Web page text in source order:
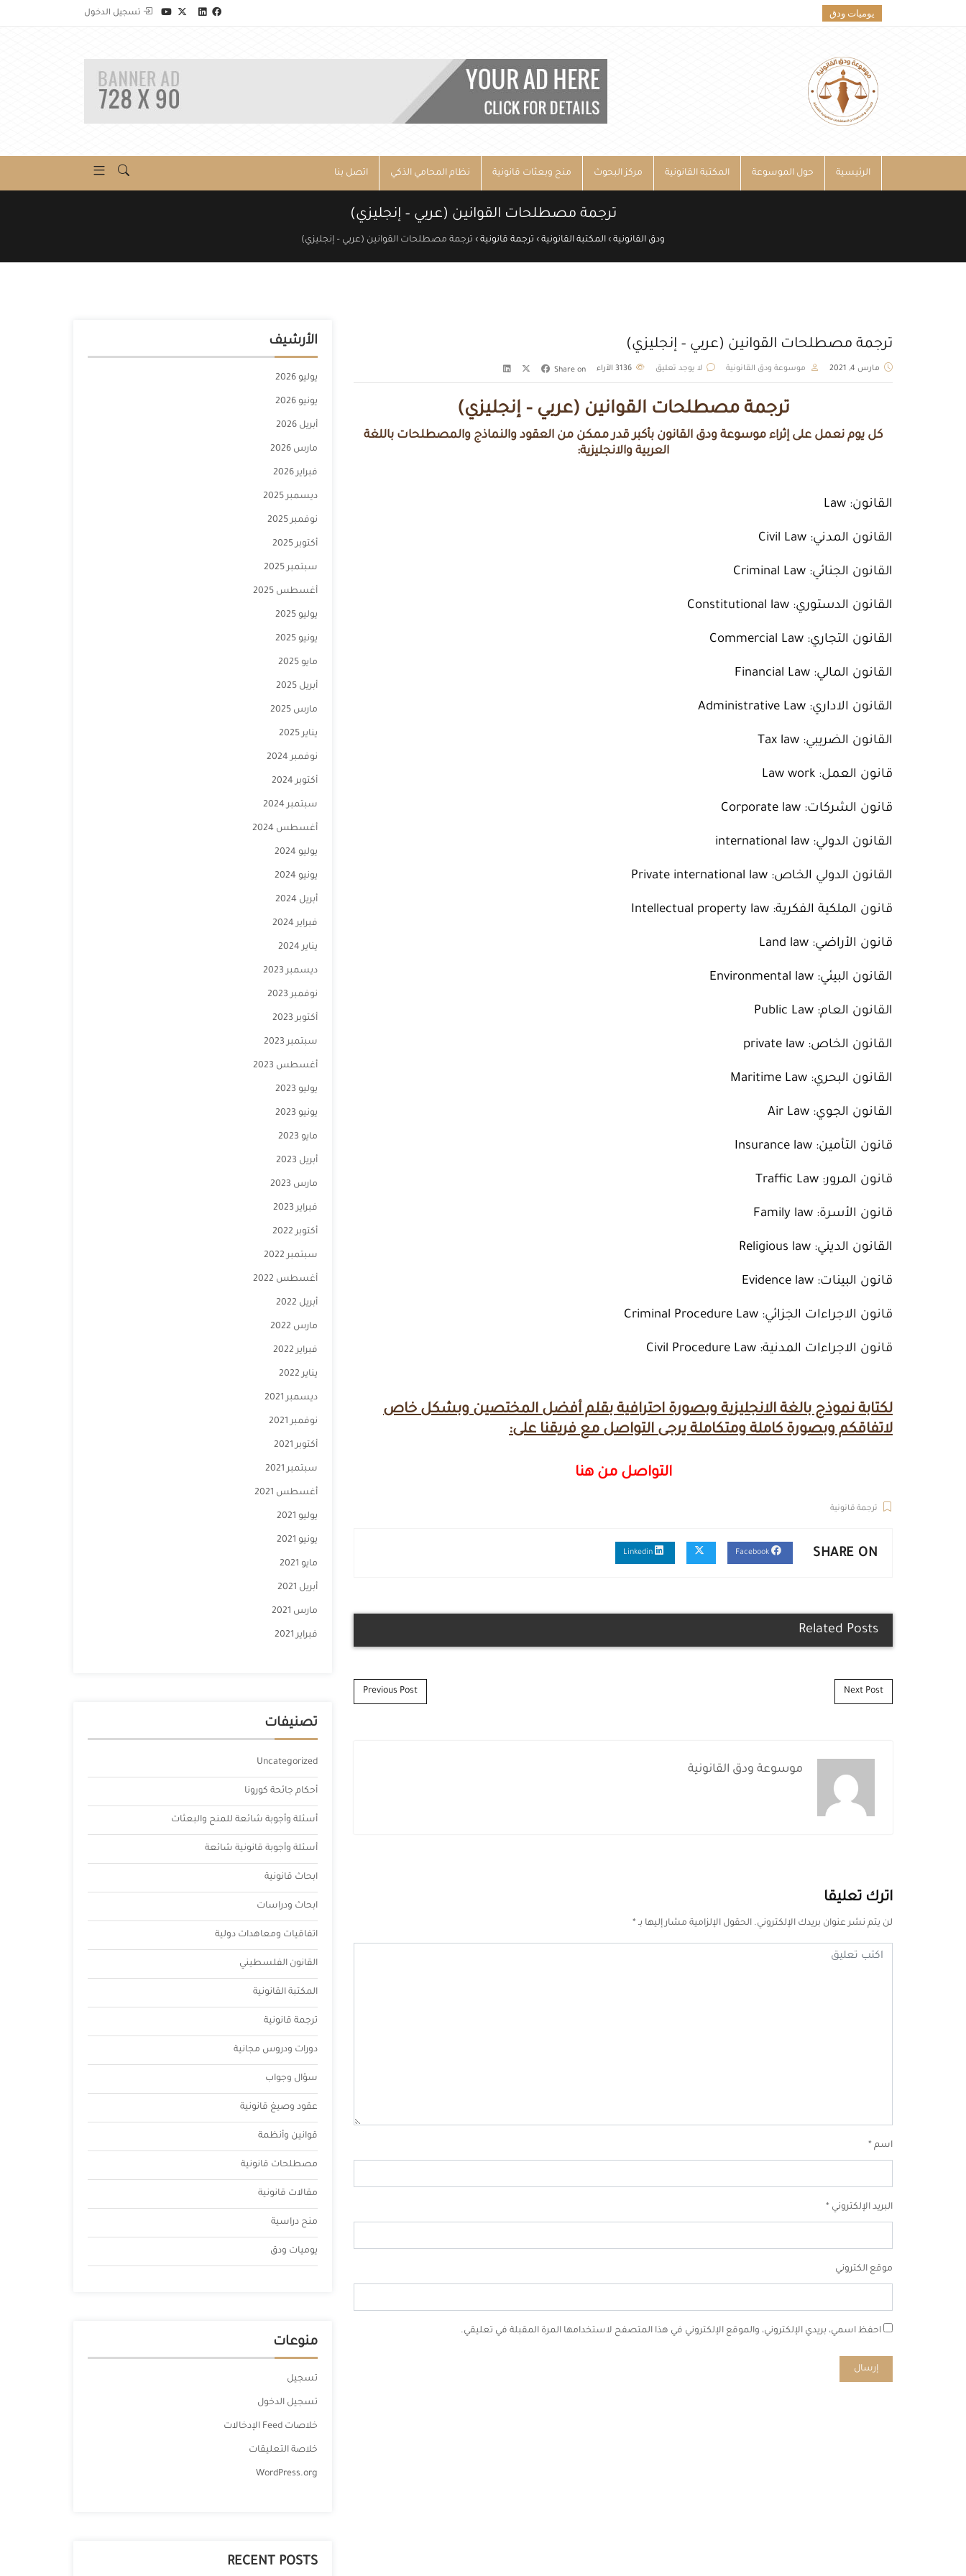
يوميات ودق تسجيل الدخول
الرئيسية حول الموسوعة المكتبة القانونية مركز البحوث منح وبعثات قانونية نظام المحامي الذكي اتصل بنا
ترجمة مصطلحات القوانين (عربي – إنجليزي)
ودق القانونية › المكتبة القانونية › ترجمة قانونية › ترجمة مصطلحات القوانين (عربي – إنجليزي)
ترجمة مصطلحات القوانين (عربي – إنجليزي)
مارس 4, 2021 موسوعة ودق القانونية لا يوجد تعليق الآراء Share on
ترجمة مصطلحات القوانين (عربي – إنجليزي)
كل يوم نعمل على إثراء موسوعة ودق القانون بأكبر قدر ممكن من العقود والنماذج والمصطلحات باللغة
العربية والانجليزية:
القانون: Law
القانون المدني: Civil Law
القانون الجنائي: Criminal Law
القانون الدستوري: Constitutional law
القانون التجاري: Commercial Law
القانون المالي: Financial Law
القانون الاداري: Administrative Law
القانون الضريبي: Tax law
قانون العمل: Law work
قانون الشركات: Corporate law
القانون الدولي: international law
القانون الدولي الخاص: Private international law
قانون الملكية الفكرية: Intellectual property law
قانون الأراضي: Land law
القانون البيئي: Environmental law
القانون العام: Public Law
القانون الخاص: private law
القانون البحري: Maritime Law
القانون الجوي: Air Law
قانون التأمين: Insurance law
قانون المرور: Traffic Law
قانون الأسرة: Family law
القانون الديني: Religious law
قانون البينات: Evidence law
قانون الاجراءات الجزائي: Criminal Procedure Law
قانون الاجراءات المدنية: Civil Procedure Law
لكتابة نموذج بالغة الانجليزية وبصورة احترافية بقلم أفضل المختصين وبشكل خاص
لاتفاقكم وبصورة كاملة ومتكاملة يرجى التواصل مع فريقنا على:
التواصل من هنا
ترجمة قانونية
SHARE ON
Related Posts
Post navigation
Previous Post Next Post
موسوعة ودق القانونية
اترك تعليقا
لن يتم نشر عنوان بريدك الإلكتروني. الحقول الإلزامية مشار إليها بـ *
اسم *
البريد الإلكتروني *
موقع الكتروني
احفظ اسمي، بريدي الإلكتروني، والموقع الإلكتروني في هذا المتصفح لاستخدامها المرة المقبلة في تعليقي.
الأرشيف
يوليو 2026
يونيو 2026
أبريل 2026
مارس 2026
فبراير 2026
ديسمبر 2025
نوفمبر 2025
أكتوبر 2025
سبتمبر 2025
أغسطس 2025
يوليو 2025
يونيو 2025
مايو 2025
أبريل 2025
مارس 2025
يناير 2025
نوفمبر 2024
أكتوبر 2024
سبتمبر 2024
أغسطس 2024
يوليو 2024
يونيو 2024
أبريل 2024
فبراير 2024
يناير 2024
ديسمبر 2023
نوفمبر 2023
أكتوبر 2023
سبتمبر 2023
أغسطس 2023
يوليو 2023
يونيو 2023
مايو 2023
أبريل 2023
مارس 2023
فبراير 2023
أكتوبر 2022
سبتمبر 2022
أغسطس 2022
أبريل 2022
مارس 2022
فبراير 2022
يناير 2022
ديسمبر 2021
نوفمبر 2021
أكتوبر 2021
سبتمبر 2021
أغسطس 2021
يوليو 2021
يونيو 2021
مايو 2021
أبريل 2021
مارس 2021
فبراير 2021
تصنيفات
Uncategorized
أحكام جائحة كورونا
أسئلة وأجوبة شائعة للمنح والبعثات
أسئلة وأجوبة قانونية شائعة
ابحاث قانونية
ابحاث ودراسات
اتفاقيات ومعاهدات دولية
القانون الفلسطيني
المكتبة القانونية
ترجمة قانونية
دورات ودروس مجانية
سؤال وجواب
عقود وصيغ قانونية
قوانين وأنظمة
مصطلحات قانونية
مقالات قانونية
منح دراسية
يوميات ودق
منوعات
تسجيل
تسجيل الدخول
خلاصات Feed الإدخالات
خلاصة التعليقات
WordPress.org
RECENT POSTS